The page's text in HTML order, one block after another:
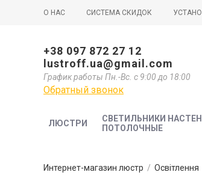
О НАС СИСТЕМА СКИДОК
+38 097 872 27 12
lustroff.ua@gmail.com
График работы Пн.-Вс. с 9:00 до 18:00
Обратный звонок
ЛЮСТРИ
СВЕТИЛЬНИКИ
ПОТОЛОЧНЫЕ
Интернет-магазин люстр / Освітлення